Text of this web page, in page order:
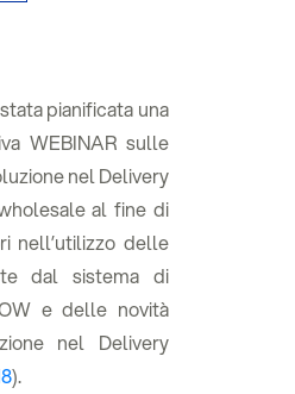
pianificata una
WEBINAR sulle
nel Delivery
al fine di
nell’utilizzo delle
dal sistema di
e delle novità
nel Delivery
).